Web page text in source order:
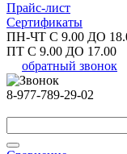
Прайс-лист
Сертификаты
ПН-ЧТ С 9.00 ДО
ПТ С 9.00 ДО 17.00
обратный звонок
8-977-789-29-02